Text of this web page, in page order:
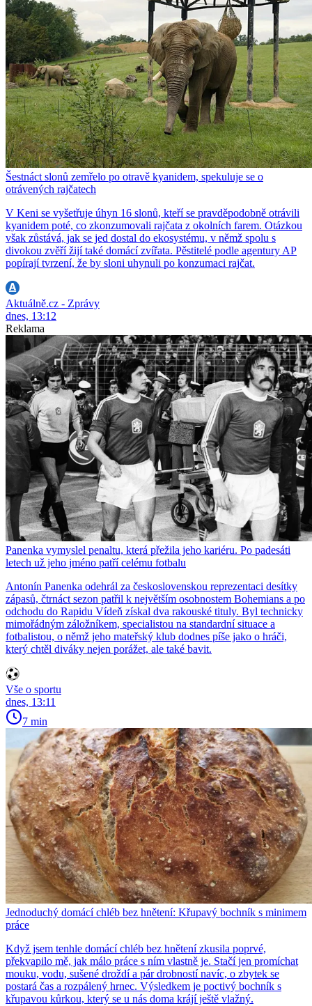
Šestnáct slonů zemřelo po otravě kyanidem, spekuluje se o
otrávených rajčatech
V Keni se vyšetřuje úhyn 16 slonů, kteří se pravděpodobně otrávili
kyanidem poté, co zkonzumovali rajčata z okolních farem. Otázkou
však zůstává, jak se jed dostal do ekosystému, v němž spolu s
divokou zvěří žijí také domácí zvířata. Pěstitelé podle agentury AP
popírají tvrzení, že by sloni uhynuli po konzumaci rajčat.
Aktuálně.cz - Zprávy
dnes, 13:12
Reklama
Panenka vymyslel penaltu, která přežila jeho kariéru. Po padesáti
letech už jeho jméno patří celému fotbalu
Antonín Panenka odehrál za československou reprezentaci desítky
zápasů, čtrnáct sezon patřil k největším osobnostem Bohemians a po
odchodu do Rapidu Vídeň získal dva rakouské tituly. Byl technicky
mimořádným záložníkem, specialistou na standardní situace a
fotbalistou, o němž jeho mateřský klub dodnes píše jako o hráči,
který chtěl diváky nejen porážet, ale také bavit.
Vše o sportu
dnes, 13:11
7 min
Jednoduchý domácí chléb bez hnětení: Křupavý bochník s minimem
práce
Když jsem tenhle domácí chléb bez hnětení zkusila poprvé,
překvapilo mě, jak málo práce s ním vlastně je. Stačí jen promíchat
mouku, vodu, sušené droždí a pár drobností navíc, o zbytek se
postará čas a rozpálený hrnec. Výsledkem je poctivý bochník s
křupavou kůrkou, který se u nás doma krájí ještě vlažný.